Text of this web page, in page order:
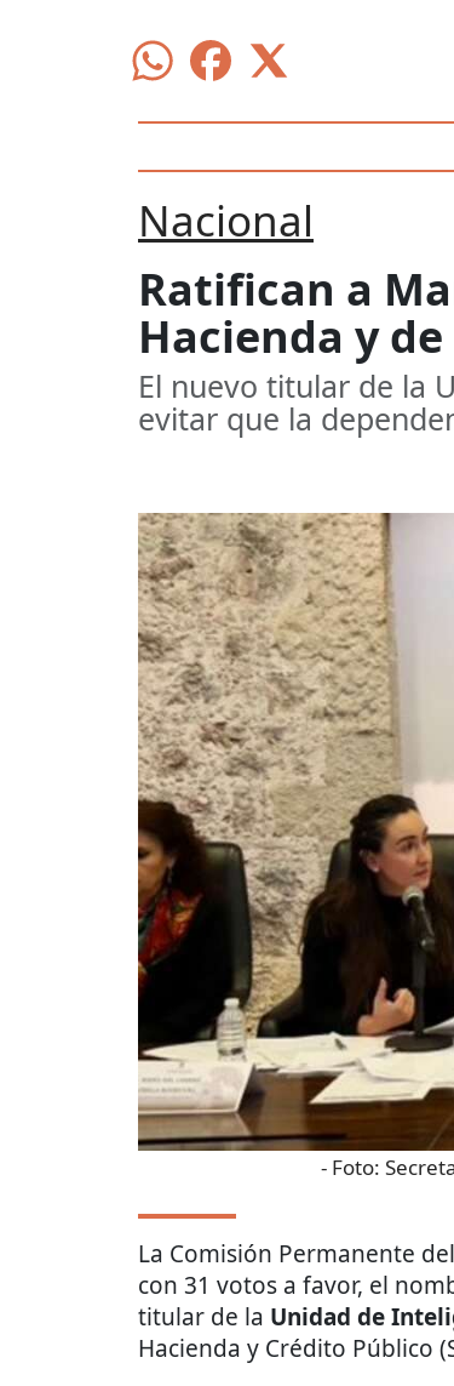
Nacional
Ratifican a
Hacienda y
El nuevo titular de la
evitar que la
- Foto:
La Comisión Permanente
con 31 votos a favor, el
titular de la Unidad de
Hacienda y Crédito Público